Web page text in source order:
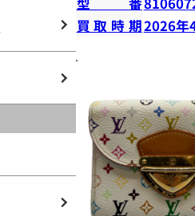
買取時期2026年